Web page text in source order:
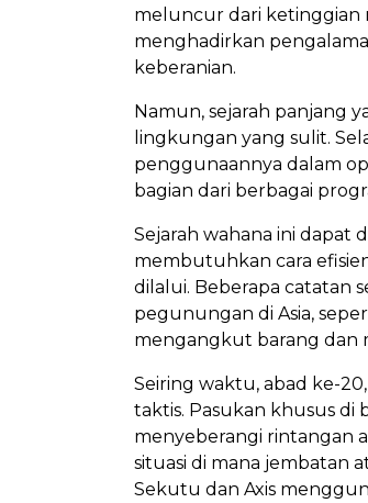
meluncur dari ketinggian
menghadirkan
keberanian.
Namun, sejarah panjang
lingkungan yang sulit.
penggunaannya dalam
bagian dari berbagai
Sejarah wahana ini dapat
membutuhkan cara
dilalui. Beberapa catatan
pegunungan di Asia,
mengangkut barang dan
Seiring waktu, abad ke-
taktis. Pasukan khusus
menyeberangi rintangan
situasi di mana jembatan
Sekutu dan Axis